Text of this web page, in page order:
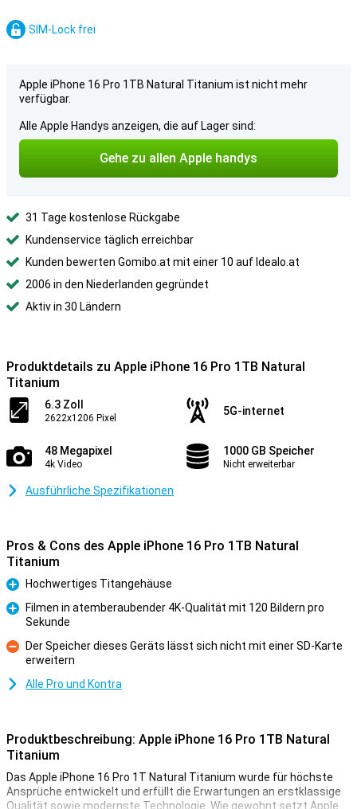
SIM-Lock frei
Apple iPhone 16 Pro 1TB Natural Titanium ist nicht mehr
verfügbar.
Alle Apple Handys anzeigen, die auf Lager sind:
Gehe zu allen Apple handys
31 Tage kostenlose Rückgabe
Kundenservice täglich erreichbar
Kunden bewerten Gomibo.at mit einer 10 auf Idealo.at
2006 in den Niederlanden gegründet
Aktiv in 30 Ländern
Produktdetails zu Apple iPhone 16 Pro 1TB Natural
Titanium
6.3 Zoll
2622x1206 Pixel
5G-internet
48 Megapixel
4k Video
1000 GB Speicher
Nicht erweiterbar
Ausführliche Spezifikationen
Pros & Cons des Apple iPhone 16 Pro 1TB Natural
Titanium
Pro
Hochwertiges Titangehäuse
Filmen in atemberaubender 4K-Qualität mit 120 Bildern pro
Sekunde
Kontra
Der Speicher dieses Geräts lässt sich nicht mit einer SD-Karte
erweitern
Alle Pro und Kontra
Produktbeschreibung: Apple iPhone 16 Pro 1TB Natural
Titanium
Das Apple iPhone 16 Pro 1T Natural Titanium wurde für höchste
Ansprüche entwickelt und erfüllt die Erwartungen an erstklassige
Qualität sowie modernste Technologie. Wie gewohnt setzt Apple